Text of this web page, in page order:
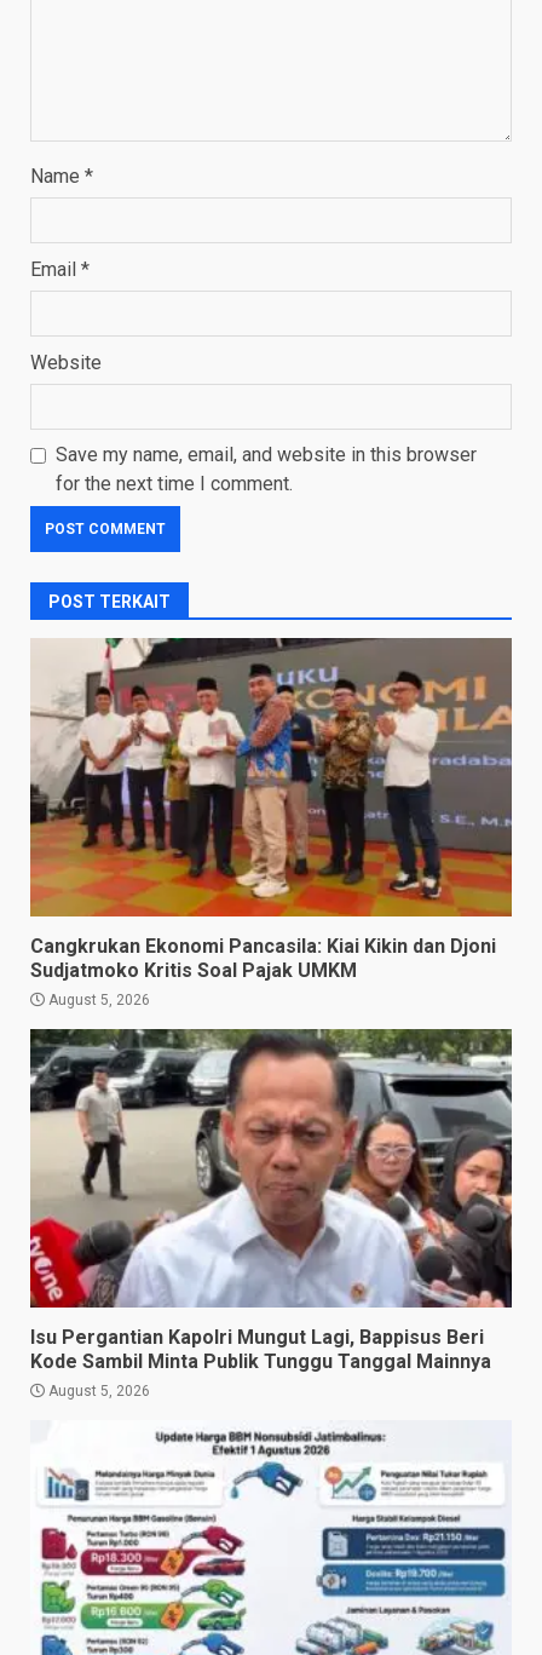
Name *
Email *
Website
Save my name, email, and website in this browser
for the next time I comment.
POST TERKAIT
Cangkrukan Ekonomi Pancasila: Kiai Kikin dan Djoni
Sudjatmoko Kritis Soal Pajak UMKM
August 5, 2026
Isu Pergantian Kapolri Mungut Lagi, Bappisus Beri
Kode Sambil Minta Publik Tunggu Tanggal Mainnya
August 5, 2026